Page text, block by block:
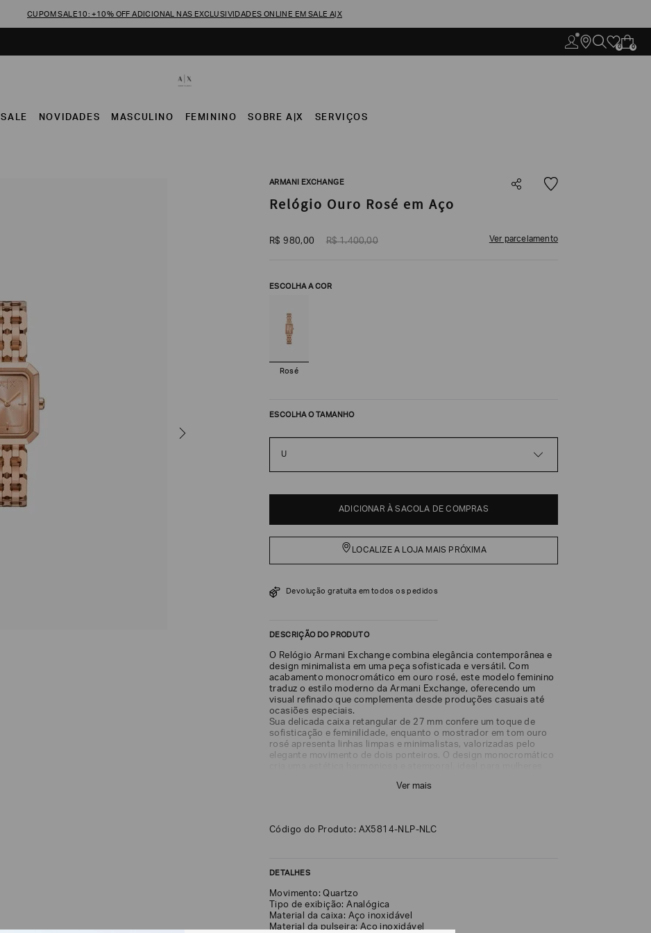
CUPOM SALE10: +10% OFF ADICIONAL NAS EXCLUSIVIDADES ONLINE EM SALE A|X
0 0
SALE NOVIDADES MASCULINO FEMININO SOBRE A|X SERVIÇOS
ARMANI EXCHANGE
Relógio Ouro Rosé em Aço
R$ 980,00 R$ 1.400,00 Ver parcelamento
ESCOLHA A COR
Rosé
ESCOLHA O TAMANHO
U
ADICIONAR À SACOLA DE COMPRAS
LOCALIZE A LOJA MAIS PRÓXIMA
Devolução gratuita em todos os pedidos
DESCRIÇÃO DO PRODUTO
O Relógio Armani Exchange combina elegância contemporânea e
design minimalista em uma peça sofisticada e versátil. Com
acabamento monocromático em ouro rosé, este modelo feminino
traduz o estilo moderno da Armani Exchange, oferecendo um
visual refinado que complementa desde produções casuais até
ocasiões especiais.
Sua delicada caixa retangular de 27 mm confere um toque de
sofisticação e feminilidade, enquanto o mostrador em tom ouro
rosé apresenta linhas limpas e minimalistas, valorizadas pelo
elegante movimento de dois ponteiros. O design monocromático
Fabricado em aço inoxidável, o relógio oferece resistência e
desempenho no dia a dia.
água de 5 ATM (50 metros), adequada para o uso cotidiano e
contato ocasional com água.
Ver mais
Código do Produto: AX5814-NLP-NLC
DETALHES
Movimento: Quartzo
Tipo de exibição: Analógica
Material da caixa: Aço inoxidável
Material da pulseira: Aço inoxidável